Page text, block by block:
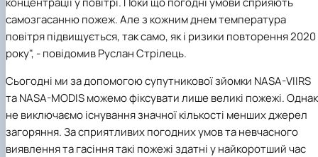
Порядок планування та організації
проведення НТЗ
Результати науково-технічних заходів
Монографії
Програма розвитку університету
ініціатива – 2025»
Національні нормативно-правові акти
Нормативно-правові акти НУБіП України
Інформаційні ресурси НАЗК
Методичні роз’яснення НАЗК
самозгасанню пожеж. Але з кожним днем температура
повітря підвищується, так само, як і ризики повторення 2020
року", - повідомив Руслан Стрілець.
Сьогодні ми за допомогою супутникової зйомки NASA-VIIRS
та NASA-MODIS можемо фіксувати лише великі пожежі. Однак
не виключаємо існування значної кількості менших джерел
загоряння. За сприятливих погодних умов та невчасного
виявлення та гасіння такі пожежі здатні у найкоротший час